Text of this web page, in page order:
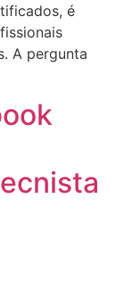
é
A pergunta